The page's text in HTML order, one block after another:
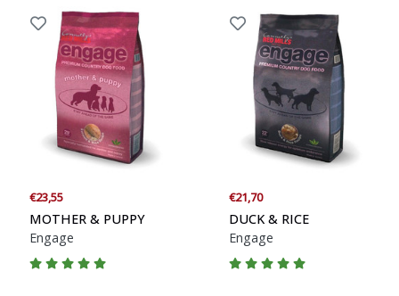
Snacks
Ingrediënten
Blogs
Advies
Inloggen
glutenvrij hondenvoer graanvrij hondenvoer
€23,55
MOTHER & PUPPY
Engage
€21,70
DUCK & RICE
Engage